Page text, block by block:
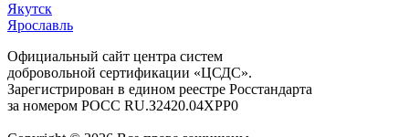
Якутск
Ярославль
Официальный сайт центра систем
добровольной сертификации «ЦСДС».
Зарегистрирован в едином реестре Росстандарта
за номером РОСС RU.З2420.04ХРР0